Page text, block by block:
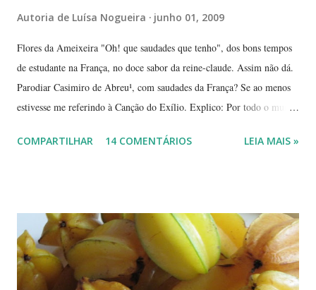
Autoria de Luísa Nogueira junho 01, 2009
Flores da Ameixeira "Oh! que saudades que tenho", dos bons tempos
de estudante na França, no doce sabor da reine-claude. Assim não dá.
Parodiar Casimiro de Abreu¹, com saudades da França? Se ao menos
estivesse me referindo à Canção do Exílio. Explico: Por todo o mundo
precisos, mas é por aí. Na Europa existe uma grande quantidade delas,
coquinho, morango, amora - estou citando as que amo, claro. Em
Paris pode-se encontrar a reine-claude em quase todos os lugares, dos
supermercados às feiras livres. Foi em uma dessas feiras que a
conheci. Compramos muitas. Quando a experimentei... Ah! Como é
COMPARTILHAR 14 COMENTÁRIOS LEIA MAIS »